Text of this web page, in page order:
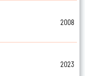
2008
2023